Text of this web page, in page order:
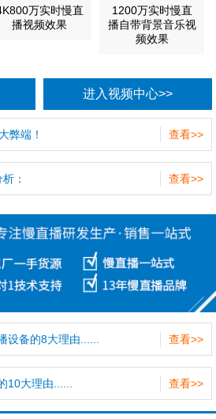
万实时慢直
播视频效果
1200万实时慢直
播自带背景音乐视
频效果
进入视频中心>>
查看>>
弊端！
查看>>
：
查看>>
设备的8大理由......
查看>>
10大理由......